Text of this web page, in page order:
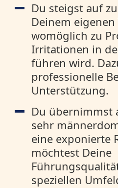
Du steigst auf
Deinem eigenen
womöglich zu
Irritationen in
führen wird.
professionelle
Unterstützung.
Du übernimmst
sehr
eine exponierte
möchtest Deine
speziellen